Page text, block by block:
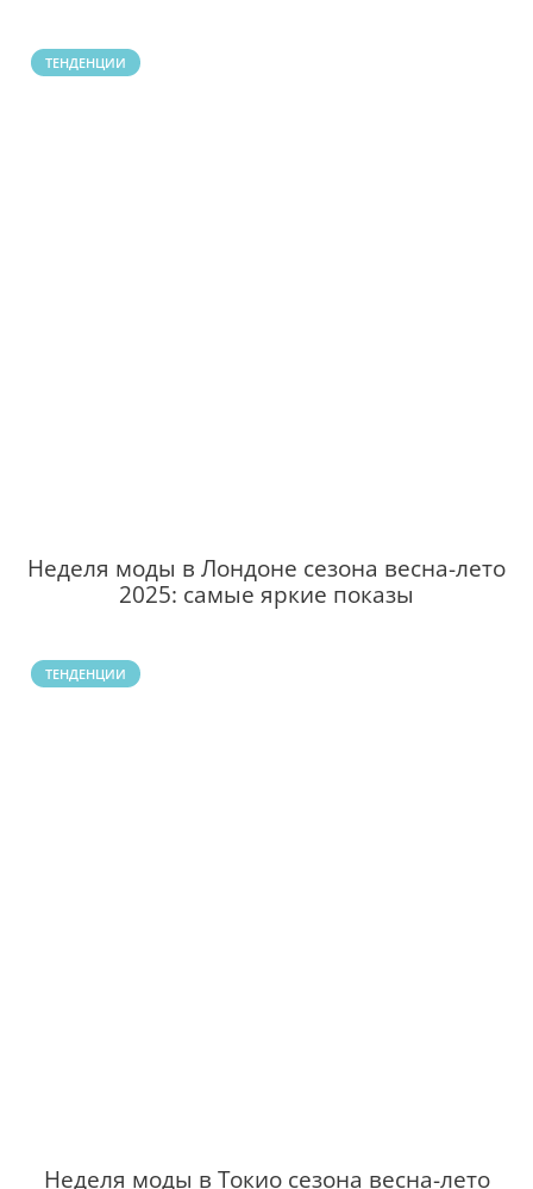
ТЕНДЕНЦИИ
Неделя моды в Лондоне сезона весна-лето
2025: самые яркие показы
ТЕНДЕНЦИИ
Неделя моды в Токио сезона весна-лето